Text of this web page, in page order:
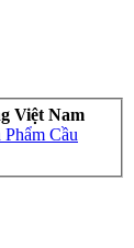
Việt Nam
Cầu